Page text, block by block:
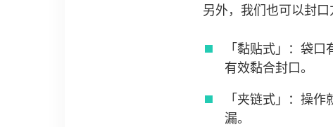
另外，我们也可以封
「黏贴式」：袋
有效黏合封口。
「夹链式」：操
漏。